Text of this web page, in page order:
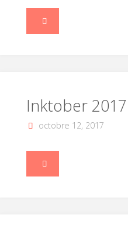
"Inktober
Inktober
octobre 12, 2017
"Inktober